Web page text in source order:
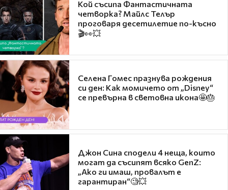
Кой съсипа Фантастичната
четворка? Майлс Телър
проговаря десетилетие по-късно
🎬👀💥
Селена Гомес празнува рождения
си ден: Как момичето от „Disney“
се превърна в световна икона🤩🎂
Джон Сина сподели 4 неща, които
могат да съсипят всяко GenZ:
„Ако ги имаш, провалът е
гарантиран“🧐💥